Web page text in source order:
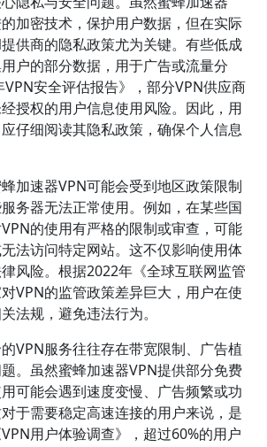
加密技术，保护用户数据，但在实际
供商的隐私政策尤为关键。有些低成
户的部分数据，用于广告或流量分
安全评估报告》，部分VPN供应商
授权的用户信息使用风险。因此，用
仔细阅读其隐私政策，确保个人信息
加速器VPN可能会受到地区政策限制
务器无法正常使用。例如，在某些国
的使用有严格的限制或审查，可能
法访问特定网站。这不仅影响使用体
风险。根据2022年《全球互联网监管
VPN的监管政策差异巨大，用户在使
法规，避免违法行为。
VPN服务往往存在带宽限制、广告植
。虽然蜜蜂加速器VPN提供部分免费
可能会遇到速度变慢、广告频繁或功
于需要稳定高速连接的用户来说，是
用户体验调查》，超过60%的用户